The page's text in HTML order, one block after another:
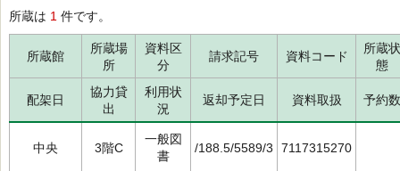
所蔵は 1 件です。
所蔵館
所蔵場
所
資料区
分
請求記号 資料コード
所蔵状
態
配架日
協力貸
出
利用状
況
返却予定日 資料取扱 予約数
中央 3階C
一般図
書
/188.5/5589/3 7117315270